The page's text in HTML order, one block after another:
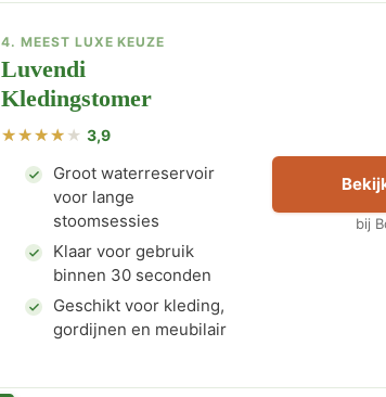
4. MEEST LUXE KEUZE
Luvendi
Kledingstomer
3,9
Groot waterreservoir
voor lange
stoomsessies
Klaar voor gebruik
binnen 30 seconden
Geschikt voor kleding,
gordijnen en meubilair
bij